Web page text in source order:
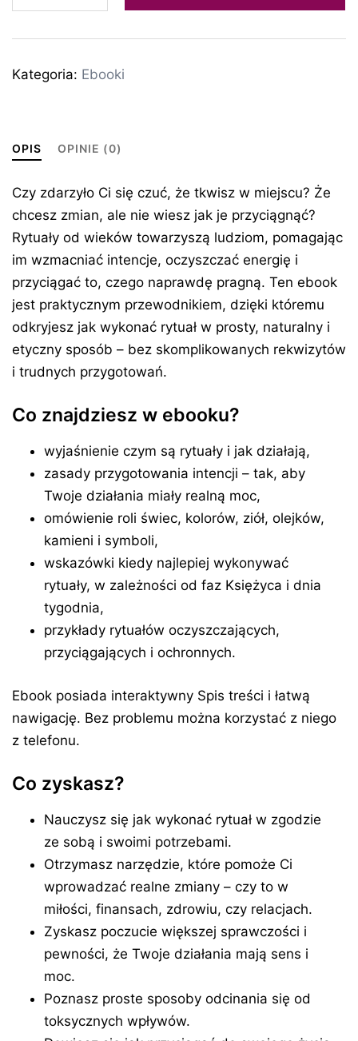
rytuał?
Kategoria: Ebooki
OPIS OPINIE (0)
Czy zdarzyło Ci się czuć, że tkwisz w miejscu? Że
chcesz zmian, ale nie wiesz jak je przyciągnąć?
Rytuały od wieków towarzyszą ludziom, pomagając
im wzmacniać intencje, oczyszczać energię i
przyciągać to, czego naprawdę pragną. Ten ebook
jest praktycznym przewodnikiem, dzięki któremu
odkryjesz jak wykonać rytuał w prosty, naturalny i
etyczny sposób – bez skomplikowanych rekwizytów
i trudnych przygotowań.
Co znajdziesz w ebooku?
wyjaśnienie czym są rytuały i jak działają,
zasady przygotowania intencji – tak, aby
Twoje działania miały realną moc,
omówienie roli świec, kolorów, ziół, olejków,
kamieni i symboli,
wskazówki kiedy najlepiej wykonywać
rytuały, w zależności od faz Księżyca i dnia
tygodnia,
przykłady rytuałów oczyszczających,
przyciągających i ochronnych.
Ebook posiada interaktywny Spis treści i łatwą
nawigację. Bez problemu można korzystać z niego
z telefonu.
Co zyskasz?
Nauczysz się jak wykonać rytuał w zgodzie
ze sobą i swoimi potrzebami.
Otrzymasz narzędzie, które pomoże Ci
wprowadzać realne zmiany – czy to w
miłości, finansach, zdrowiu, czy relacjach.
Zyskasz poczucie większej sprawczości i
pewności, że Twoje działania mają sens i
moc.
Poznasz proste sposoby odcinania się od
toksycznych wpływów.